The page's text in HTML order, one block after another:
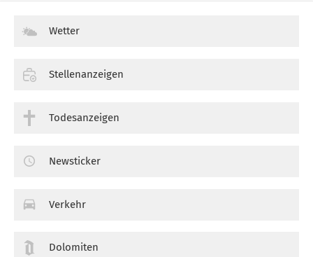
Wetter
Stellenanzeigen
Todesanzeigen
Newsticker
Verkehr
Dolomiten